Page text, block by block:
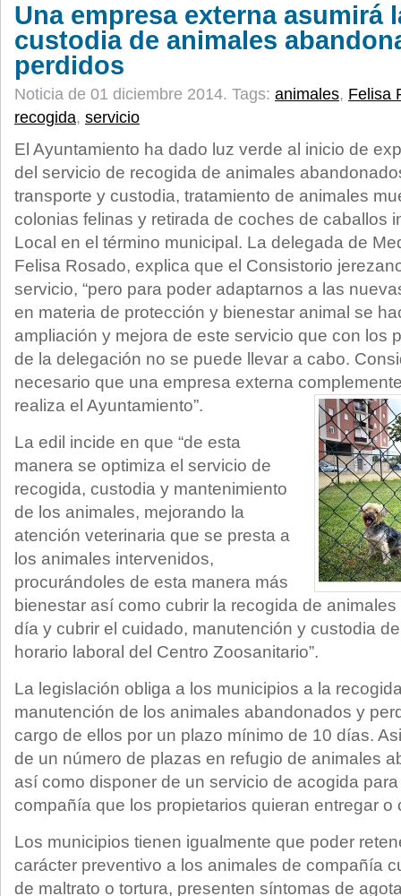
Una empresa externa asumirá
custodia de animales
perdidos
Noticia de 01 diciembre 2014. Tags: animales, Felisa
recogida, servicio
El Ayuntamiento ha dado luz verde al inicio de
del servicio de recogida de animales
transporte y custodia, tratamiento de animales
colonias felinas y retirada de coches de caballos
Local en el término municipal. La delegada de
Felisa Rosado, explica que el Consistorio
servicio, “pero para poder adaptarnos a las
en materia de protección y bienestar animal se
ampliación y mejora de este servicio que con los
de la delegación no se puede llevar a cabo.
necesario que una empresa externa
realiza el Ayuntamiento”.
La edil incide en que “de esta
manera se optimiza el servicio de
recogida, custodia y mantenimiento
de los animales, mejorando la
atención veterinaria que se presta a
los animales intervenidos,
procurándoles de esta manera más
bienestar así como cubrir la recogida de
día y cubrir el cuidado, manutención y custodia
horario laboral del Centro Zoosanitario”.
La legislación obliga a los municipios a la
manutención de los animales abandonados y
cargo de ellos por un plazo mínimo de 10 días.
de un número de plazas en refugio de animales
así como disponer de un servicio de acogida
compañía que los propietarios quieran entregar o
Los municipios tienen igualmente que poder
carácter preventivo a los animales de compañía
de maltrato o tortura, presenten síntomas de